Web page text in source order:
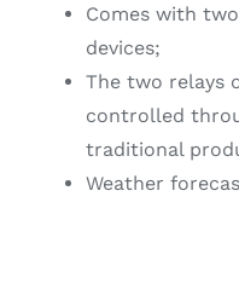
Comes with
devices;
The two relays
controlled
traditional
Weather